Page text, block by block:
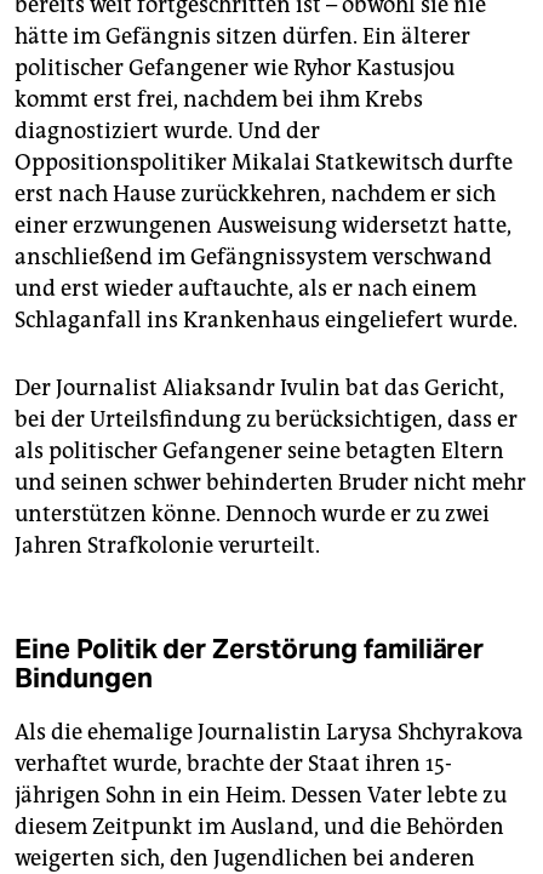
hätte im Gefängnis sitzen dürfen. Ein älterer
politischer Gefangener wie Ryhor Kastusjou
kommt erst frei, nachdem bei ihm Krebs
diagnostiziert wurde. Und der
Oppositionspolitiker Mikalai Statkewitsch durfte
erst nach Hause zurückkehren, nachdem er sich
einer erzwungenen Ausweisung widersetzt hatte,
anschließend im Gefängnissystem verschwand
und erst wieder auftauchte, als er nach einem
Schlaganfall ins Krankenhaus eingeliefert wurde.
Der Journalist Aliaksandr Ivulin bat das Gericht,
bei der Urteilsfindung zu berücksichtigen, dass er
als politischer Gefangener seine betagten Eltern
und seinen schwer behinderten Bruder nicht mehr
unterstützen könne. Dennoch wurde er zu zwei
Jahren Strafkolonie verurteilt.
Eine Politik der Zerstörung familiärer
Bindungen
Als die ehemalige Journalistin Larysa Shchyrakova
verhaftet wurde, brachte der Staat ihren 15-
jährigen Sohn in ein Heim. Dessen Vater lebte zu
diesem Zeitpunkt im Ausland, und die Behörden
weigerten sich, den Jugendlichen bei anderen